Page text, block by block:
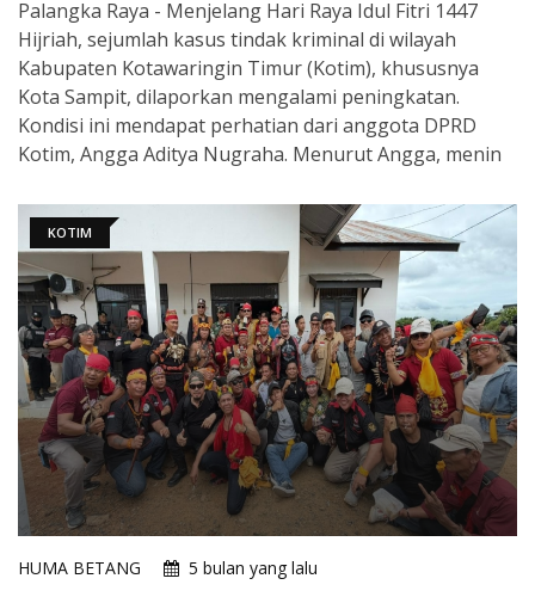
Palangka Raya - Menjelang Hari Raya Idul Fitri 1447
Hijriah, sejumlah kasus tindak kriminal di wilayah
Kabupaten Kotawaringin Timur (Kotim), khususnya
Kota Sampit, dilaporkan mengalami peningkatan.
Kondisi ini mendapat perhatian dari anggota DPRD
Kotim, Angga Aditya Nugraha. Menurut Angga, menin
KOTIM
HUMA BETANG
5 bulan yang lalu